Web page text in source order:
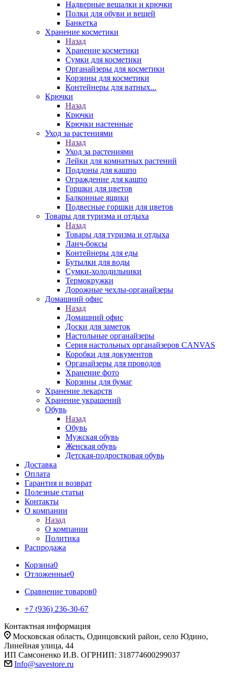
Надверные вешалки и крючки
Полки для обуви и вещей
Банкетка
Хранение косметики
Назад
Хранение косметики
Сумки для косметики
Органайзеры для косметики
Корзины для косметики
Контейнеры для ватных...
Крючки
Назад
Крючки
Крючки настенные
Уход за растениями
Назад
Уход за растениями
Лейки для комнатных растений
Поддоны для кашпо
Ограждение для кашпо
Горшки для цветов
Балконные ящики
Подвесные горшки для цветов
Товары для туризма и отдыха
Назад
Товары для туризма и отдыха
Ланч-боксы
Контейнеры для еды
Бутылки для воды
Сумки-холодильники
Термокружки
Дорожные чехлы-органайзеры
Домашний офис
Назад
Домашний офис
Доски для заметок
Настольные органайзеры
Серия настольных органайзеров CANVAS
Коробки для документов
Органайзеры для проводов
Хранение фото
Корзины для бумаг
Хранение лекарств
Хранение украшений
Обувь
Назад
Обувь
Мужская обувь
Женская обувь
Детская-подростковая обувь
Доставка
Оплата
Гарантия и возврат
Полезные статьи
Контакты
О компании
Назад
О компании
Политика
Распродажа
Корзина0
Отложенные0
Сравнение товаров0
+7 (936) 236-30-67
Контактная информация
Московская область, Одинцовский район, село Юдино,
Линейная улица, 44
ИП Самсоненко И.В. ОГРНИП: 318774600299037
Info@savestore.ru